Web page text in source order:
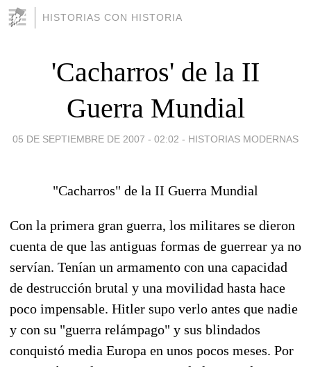
HISTORIAS CON HISTORIA
'Cacharros' de la II
Guerra Mundial
05 DE SEPTIEMBRE DE 2007 - 02:02 - HISTORIAS MODERNAS
"Cacharros" de la II Guerra Mundial
Con la primera gran guerra, los militares se dieron
cuenta de que las antiguas formas de guerrear ya no
servían. Tenían un armamento con una capacidad
de destrucción brutal y una movilidad hasta hace
poco impensable. Hitler supo verlo antes que nadie
y con su "guerra relámpago" y sus blindados
conquistó media Europa en unos pocos meses. Por